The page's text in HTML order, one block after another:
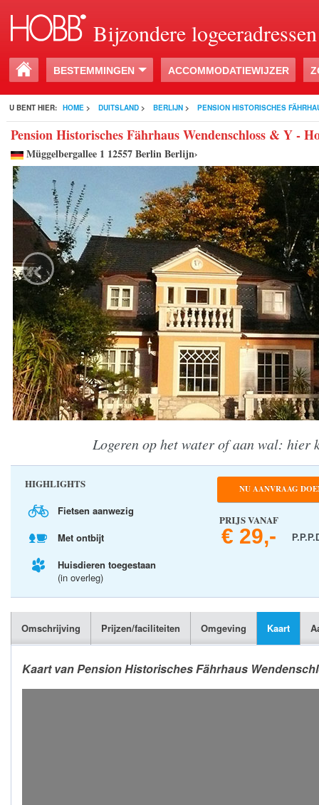
Bijzondere logeeradressen
BESTEMMINGEN ACCOMMODATIEWIJZER
U BENT HIER: HOME > DUITSLAND > BERLIJN > PENSION HISTORISCHES
Pension Historisches Fährhaus Wendenschloss & Y -
Müggelbergallee 1 12557 Berlin Berlijn›
‹
Logeren op het water of aan wal: hier
HIGHLIGHTS
Fietsen aanwezig
Met ontbijt
Huisdieren toegestaan
(in overleg)
NU AANVRAAG
PRIJS VANAF
€ 29,-
Omschrijving Prijzen/faciliteiten Omgeving Kaart
Kaart van Pension Historisches Fährhaus